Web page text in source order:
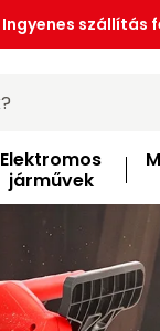
Ingyenes szállítás
Elektromos
járművek